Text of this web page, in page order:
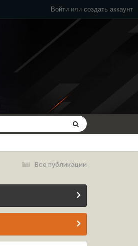
Войти или создать аккаунт
Все публикации